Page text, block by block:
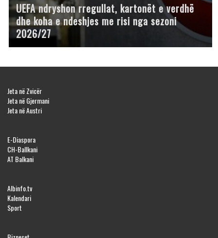
UEFA ndryshon rregullat, kartonët e verdhë
dhe koha e ndeshjes me risi nga sezoni
2026/27
Jeta në Zvicër
Jeta në Gjermani
Jeta në Austri
E-Diaspora
CH-Ballkani
AT Balkani
Albinfo.tv
Kalendari
Sport